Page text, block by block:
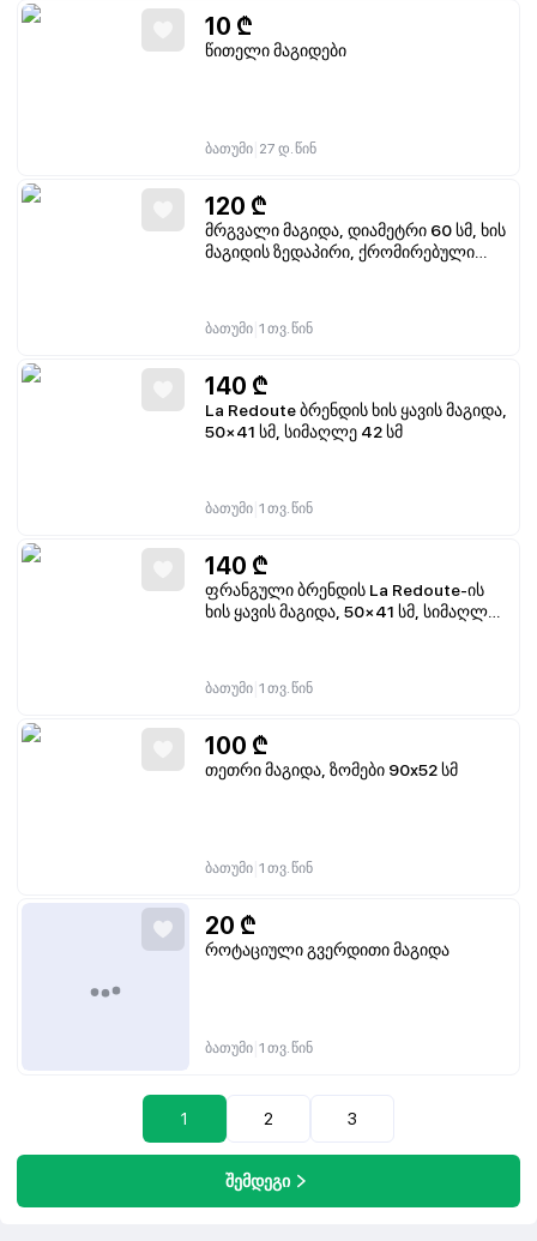
10 ₾
წითელი მაგიდები
ბათუმი 27 დ. წინ
120 ₾
მრგვალი მაგიდა, დიამეტრი 60 სმ, ხის
მაგიდის ზედაპირი, ქრომირებული
ბათუმი 1 თვ. წინ
140 ₾
La Redoute ბრენდის ხის ყავის მაგიდა,
50×41 სმ, სიმაღლე 42 სმ
ბათუმი 1 თვ. წინ
140 ₾
ფრანგული ბრენდის La Redoute-ის
ხის ყავის მაგიდა, 50×41 სმ, სიმაღლე
ბათუმი 1 თვ. წინ
100 ₾
თეთრი მაგიდა, ზომები 90х52 სმ
ბათუმი 1 თვ. წინ
20 ₾
როტაციული გვერდითი მაგიდა
ბათუმი 1 თვ. წინ
1 2 3
შემდეგი